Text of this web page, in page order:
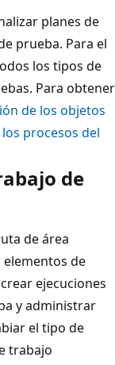
planes de
prueba. Para el
los tipos de
Para obtener
de los objetos
procesos del
de
de área
de
ejecuciones
y administrar
el tipo de
trabajo